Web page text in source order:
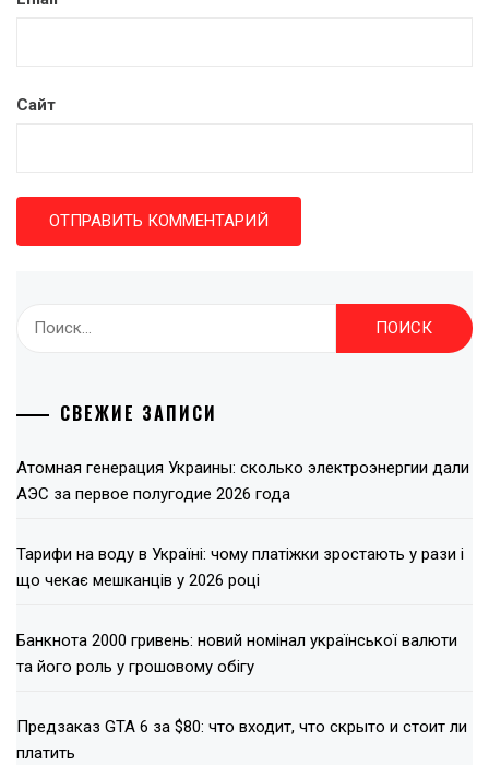
Сайт
СВЕЖИЕ ЗАПИСИ
Атомная генерация Украины: сколько электроэнергии дали
АЭС за первое полугодие 2026 года
Тарифи на воду в Україні: чому платіжки зростають у рази і
що чекає мешканців у 2026 році
Банкнота 2000 гривень: новий номінал української валюти
та його роль у грошовому обігу
Предзаказ GTA 6 за $80: что входит, что скрыто и стоит ли
платить